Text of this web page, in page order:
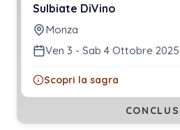
Sulbiate DiVino
Monza
Ven 3 - Sab 4 Ottobre 2025
Scopri la sagra